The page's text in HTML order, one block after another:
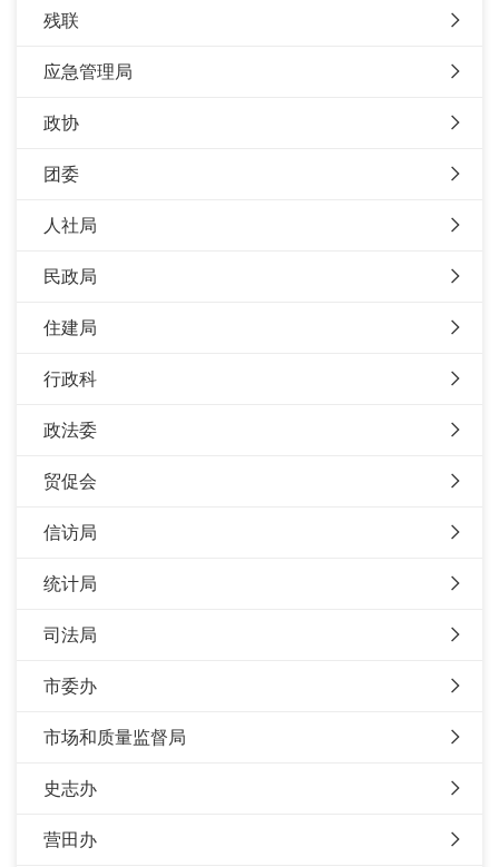
残联
应急管理局
政协
团委
人社局
民政局
住建局
行政科
政法委
贸促会
信访局
统计局
司法局
市委办
市场和质量监督局
史志办
营田办